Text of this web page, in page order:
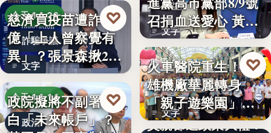
今天 14:26
詐騙爭議
文字
慈濟買疫苗遭詐10
億「上人曾察覺有
異」？張景森揪2疑
點轟…
♡
今天 14:14
政治
政院擬將不副署藍
白「未來帳戶」？
♡
公益活動
文字
召捐血送愛心 黃
捷、…
昨天 19:51
親子旅遊
文字
火車醫院重生！高
雄機廠華麗轉身
「親子遊樂園」
開幕首日…
♡
父親節送政策大禮！